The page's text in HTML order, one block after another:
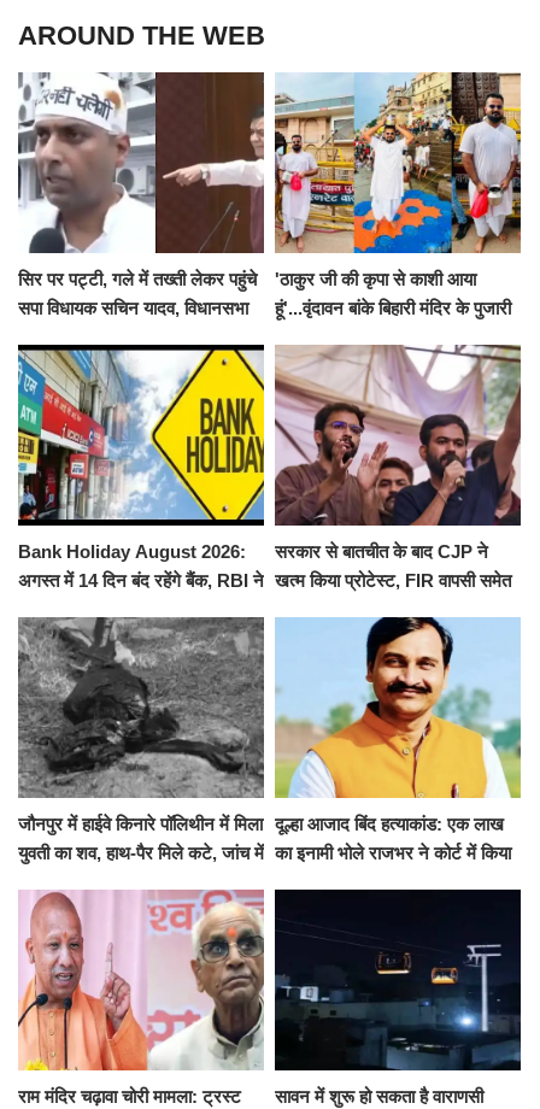
AROUND THE WEB
सिर पर पट्टी, गले में तख्ती लेकर पहुंचे
सपा विधायक सचिन यादव, विधानसभा
निलंबित
'ठाकुर जी की कृपा से काशी आया
हूं'...वृंदावन बांके बिहारी मंदिर के पुजारी
जलाभिषेक
Bank Holiday August 2026:
अगस्त में 14 दिन बंद रहेंगे बैंक, RBI ने
सरकार से बातचीत के बाद CJP ने
खत्म किया प्रोटेस्ट, FIR वापसी समेत
जौनपुर में हाईवे किनारे पॉलिथीन में मिला
युवती का शव, हाथ-पैर मिले कटे, जांच में
दूल्हा आजाद बिंद हत्याकांड: एक लाख
का इनामी भोले राजभर ने कोर्ट में किया
राम मंदिर चढ़ावा चोरी मामला: ट्रस्ट
सावन में शुरू हो सकता है वाराणसी